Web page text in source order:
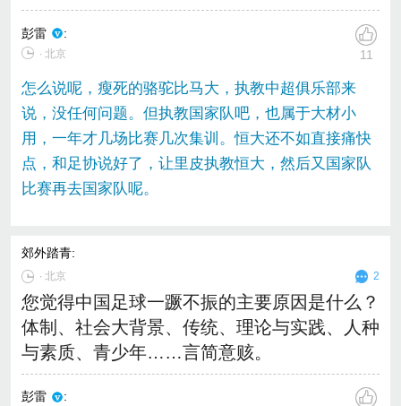
彭雷 :
∙ 北京 11
怎么说呢，瘦死的骆驼比马大，执教中超俱乐部来
说，没任何问题。但执教国家队吧，也属于大材小
用，一年才几场比赛几次集训。恒大还不如直接痛快
点，和足协说好了，让里皮执教恒大，然后又国家队
比赛再去国家队呢。
郊外踏青:
∙北京 2
您觉得中国足球一蹶不振的主要原因是什么？
体制、社会大背景、传统、理论与实践、人种
与素质、青少年……言简意赅。
彭雷 :